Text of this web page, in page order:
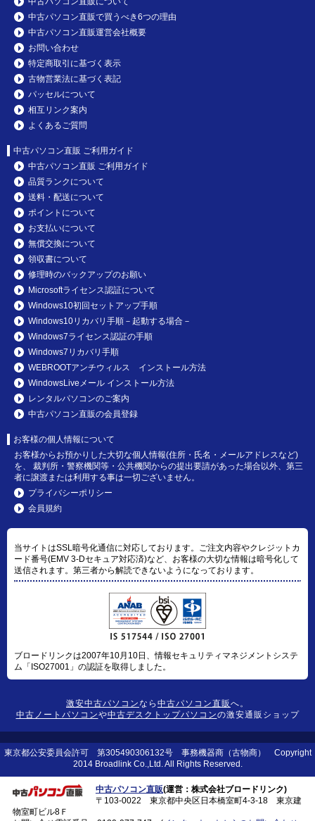
中古パソコン直販で買うべき6つの理由
中古パソコン直販運営会社概要
お問い合わせ
特定商取引に基づく表示
古物営業法に基づく表記
パッセルについて
相互リンク案内
よくあるご質問
中古パソコン直販 ご利用ガイド
中古パソコン直販 ご利用ガイド
品質ランクについて
送料・配送について
ポイントについて
お支払いについて
無償交換について
領収書について
修理時のバックアップのお願い
Microsoftライセンス認証について
Windows10初回セットアップ手順
Windows10リカバリ手順－起動する場合－
Windows7ライセンス認証の手順
Windows7リカバリ手順
WEBROOTアンチウィルス インストール方法
WindowsLiveメール インストール方法
レンタルパソコンのご案内
中古パソコン直販の会員登録
お客様の個人情報について
お客様からお預かりした大切な個人情報(住所・氏名・メールアドレスなど)
を、 裁判所・警察機関等・公共機関からの提出要請があった場合以外、第三
者に譲渡または利用する事は一切ございません。
プライバシーポリシー
会員規約
当サイトはSSL暗号化通信に対応しております。ご注文内容やクレジットカ
ード番号(EMV 3-Dセキュア対応済)など、お客様の大切な情報は暗号化して
送信されます。第三者から解読できないようになっております。
ブロードリンクは2007年10月10日、情報セキュリティマネジメントシステ
ム「ISO27001」の認証を取得しました。
激安中古パソコンなら 中古パソコン直販 へ。
中古ノートパソコンや中古デスクトップパソコンの激安通販ショップ
東京都公安委員会許可 第305490306132号 事務機器商（古物商） Copyright
2014 Broadlink Co.,Ltd. All Rights Reserved.
中古パソコン直販(運営：株式会社ブロードリンク)
〒103-0022 東京都中央区日本橋室町4-3-18 東京建
物室町ビル8Ｆ